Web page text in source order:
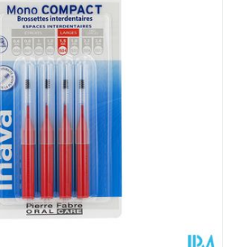
100
Température ambiante (15°C -
25°C)